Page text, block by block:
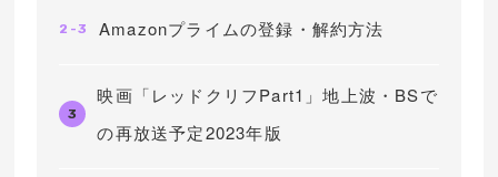
2-3 Amazonプライムの登録・解約方法
3
映画「レッドクリフPart1」地上波・BSで
の再放送予定2023年版